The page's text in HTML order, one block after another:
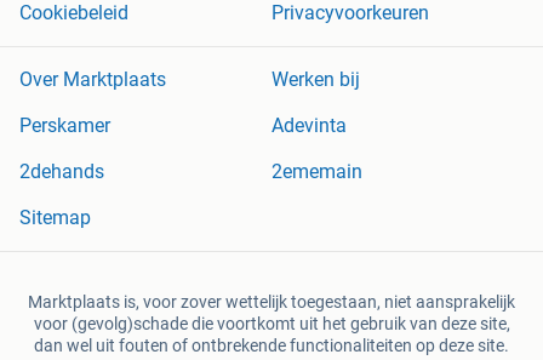
Cookiebeleid
Privacyvoorkeuren
Over Marktplaats
Werken bij
Perskamer
Adevinta
2dehands
2ememain
Sitemap
Marktplaats is, voor zover wettelijk toegestaan, niet aansprakelijk
voor (gevolg)schade die voortkomt uit het gebruik van deze site,
dan wel uit fouten of ontbrekende functionaliteiten op deze site.